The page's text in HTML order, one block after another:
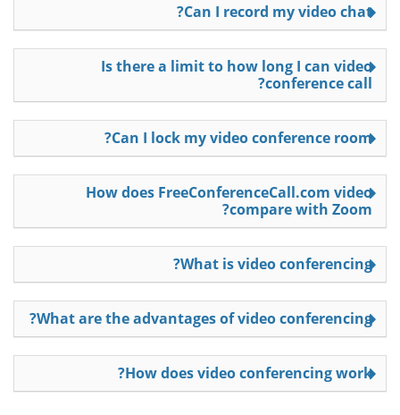
Can I record my video chat?
Is there a limit to how long I can video
conference call?
Can I lock my video conference room?
How does FreeConferenceCall.com video
compare with Zoom?
What is video conferencing?
What are the advantages of video conferencing?
How does video conferencing work?